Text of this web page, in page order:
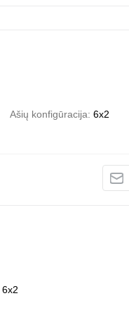
Ašių konfigūracija 6x2
6x2